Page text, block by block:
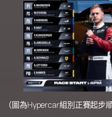
（圖為Hypercar組別正賽起步